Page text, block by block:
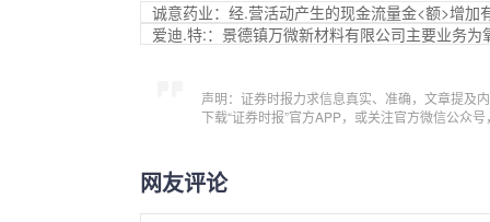
诚意药业：经.营活动产生的现金流量金<额>增加
爱迪.特:：景德镇万微新材料有限公司主要业务为
声明：证券时报力求信息真实、准确，文章提及
下载“证券时报”官方APP，或关注官方微信公众
网友评论